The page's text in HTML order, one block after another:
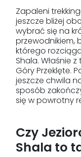
Zapaleni
jeszcze bliżej
wybrać się na
przewodnikiem,
którego
Shala. Właśnie
Góry Przeklęte.
jeszcze chwila
sposób
się w powrotny
Czy
Shala to